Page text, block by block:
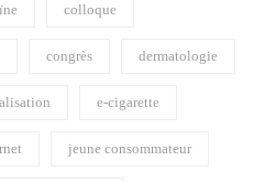
colloque
congrès dermatologie
e-cigarette
jeune consommateur